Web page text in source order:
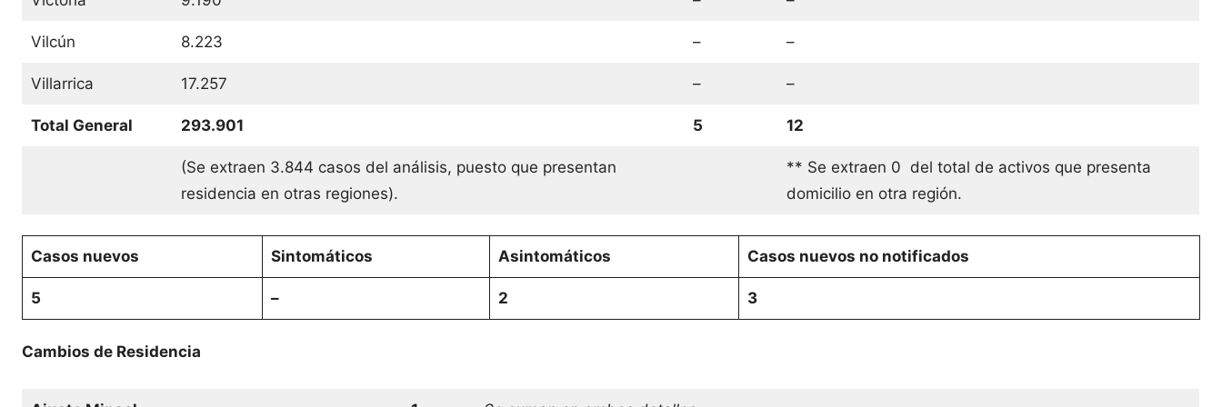
Vilcún 8.223 – –
Villarrica 17.257 – –
Total General 293.901 5 12
(Se extraen 3.844 casos del análisis, puesto que presentan
residencia en otras regiones).
** Se extraen 0 del total de activos que presenta
domicilio en otra región.
Casos nuevos Sintomáticos Asintomáticos Casos nuevos no notificados
5 – 2 3
Cambios de Residencia